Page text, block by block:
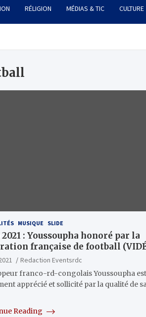
RÉLIGION MÉDIAS & TIC CULTURE
MUSIQUE SLIDE
: Youssoupha honoré par la
française de football
Redaction Eventsrdc
franco-rd-congolais Youssoupha est
apprécié et sollicité par la qualité de
Reading